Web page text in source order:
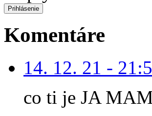
Komentáre
14. 12. 21 -
co ti je JA